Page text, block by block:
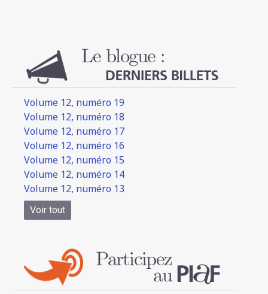
Volume 12, numéro 19
Volume 12, numéro 18
Volume 12, numéro 17
Volume 12, numéro 16
Volume 12, numéro 15
Volume 12, numéro 14
Volume 12, numéro 13
Voir tout